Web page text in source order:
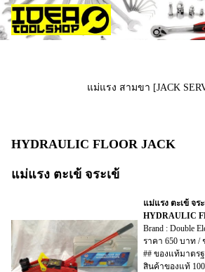
แม่แรง สามขา [JACK
HYDRAULIC FLOOR JACK
แม่แรง ตะเข้ จระเข้
แม่แรง ตะเข้ จร
HYDRAULIC
Brand : Double
ราคา 650 บาท /
## ของแท้มาตร
สินค้าของแท้